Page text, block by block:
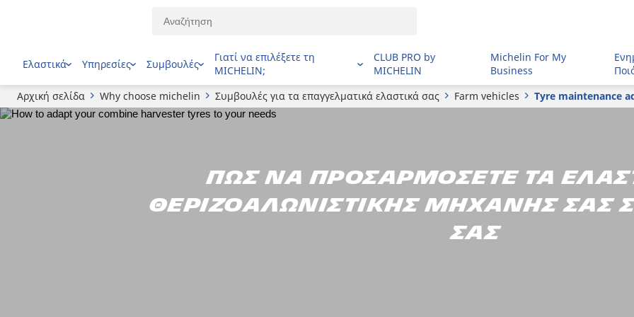
Ελαστικά Υπηρεσίες Συμβουλές
Γιατί να επιλέξετε τη
MICHELIN;
CLUB PRO by
MICHELIN
Michelin For My
Business
Αρχική σελίδα Why choose michelin Συμβουλές για τα επαγγελματικά ελαστικά σας Farm vehicles Tyre maintenance
Πώς να προσαρμόσετε τα
θεριζοαλωνιστικής μηχανής σας
σας